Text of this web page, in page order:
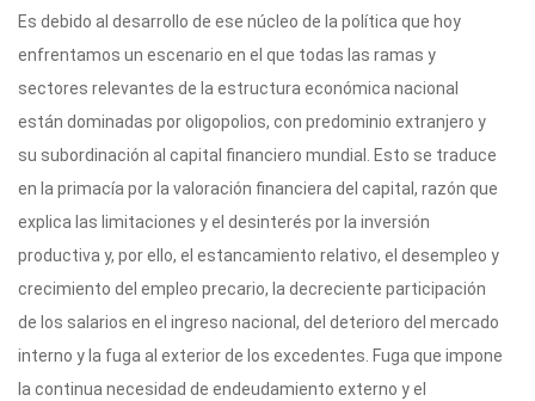
Es debido al desarrollo de ese núcleo de la política que hoy
enfrentamos un escenario en el que todas las ramas y
sectores relevantes de la estructura económica nacional
están dominadas por oligopolios, con predominio extranjero y
su subordinación al capital financiero mundial. Esto se traduce
en la primacía por la valoración financiera del capital, razón que
explica las limitaciones y el desinterés por la inversión
productiva y, por ello, el estancamiento relativo, el desempleo y
crecimiento del empleo precario, la decreciente participación
de los salarios en el ingreso nacional, del deterioro del mercado
interno y la fuga al exterior de los excedentes. Fuga que impone
la continua necesidad de endeudamiento externo y el